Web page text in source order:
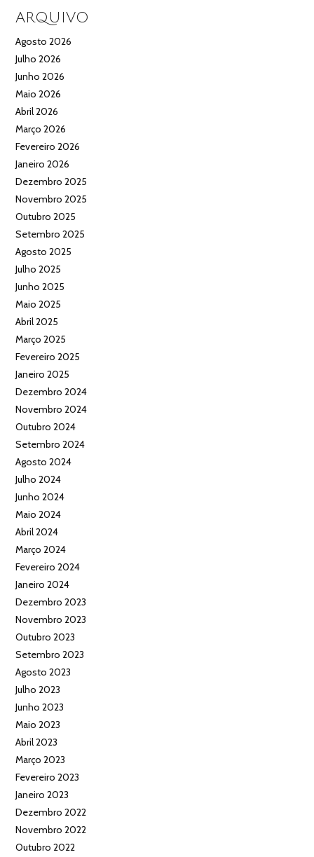
ARQUIVO
Agosto 2026
Julho 2026
Junho 2026
Maio 2026
Abril 2026
Março 2026
Fevereiro 2026
Janeiro 2026
Dezembro 2025
Novembro 2025
Outubro 2025
Setembro 2025
Agosto 2025
Julho 2025
Junho 2025
Maio 2025
Abril 2025
Março 2025
Fevereiro 2025
Janeiro 2025
Dezembro 2024
Novembro 2024
Outubro 2024
Setembro 2024
Agosto 2024
Julho 2024
Junho 2024
Maio 2024
Abril 2024
Março 2024
Fevereiro 2024
Janeiro 2024
Dezembro 2023
Novembro 2023
Outubro 2023
Setembro 2023
Agosto 2023
Julho 2023
Junho 2023
Maio 2023
Abril 2023
Março 2023
Fevereiro 2023
Janeiro 2023
Dezembro 2022
Novembro 2022
Outubro 2022